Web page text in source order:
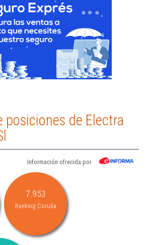
posiciones de Electra
Información ofrecida por
7.953
Ranking Coruña